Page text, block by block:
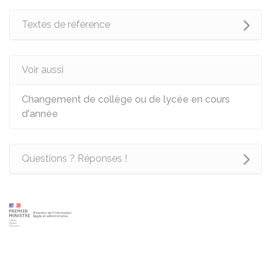
Textes de référence
Voir aussi
Changement de collège ou de lycée en cours
d'année
Questions ? Réponses !